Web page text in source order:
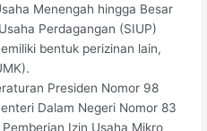
Menengah hingga Besar
Perdagangan (SIUP)
bentuk perizinan lain,
Presiden Nomor 98
Dalam Negeri Nomor 83
Izin Usaha Mikro